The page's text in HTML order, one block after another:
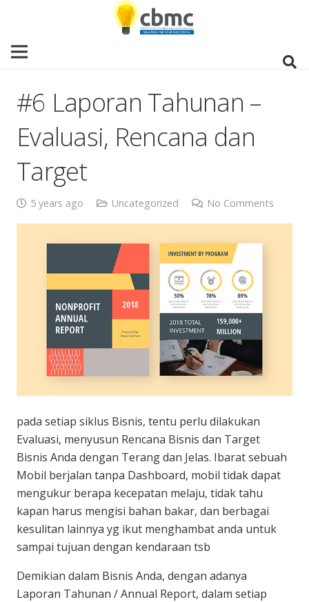
#6 Laporan Tahunan –
Evaluasi, Rencana dan
Target
5 years ago Uncategorized No Comments
pada setiap siklus Bisnis, tentu perlu dilakukan
Evaluasi, menyusun Rencana Bisnis dan Target
Bisnis Anda dengan Terang dan Jelas. Ibarat sebuah
Mobil berjalan tanpa Dashboard, mobil tidak dapat
mengukur berapa kecepatan melaju, tidak tahu
kapan harus mengisi bahan bakar, dan berbagai
kesulitan lainnya yg ikut menghambat anda untuk
sampai tujuan dengan kendaraan tsb
Demikian dalam Bisnis Anda, dengan adanya
Laporan Tahunan / Annual Report, dalam setiap